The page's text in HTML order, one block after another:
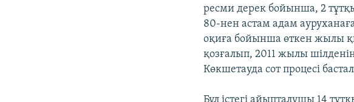
ресми дерек бойынша, 2
80-нен астам адам
оқиға бойынша өткен жылы
қозғалып, 2011 жылы
Көкшетауда сот процесі